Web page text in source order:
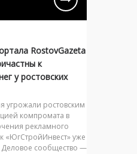
RostovGazeta
к
у ростовских
угрожали ростовским
компромата в
рекламного
«ЮгСтройИнвест» уже
сообщество —